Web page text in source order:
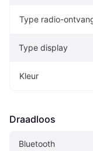
Type radio-
Type display
Kleur
Draadloos
Bluetooth